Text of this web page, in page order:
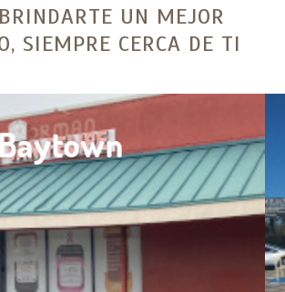
UN MEJOR
SIEMPRE CERCA DE TI
Conroe